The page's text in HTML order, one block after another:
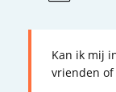
Kan ik mij
vrienden